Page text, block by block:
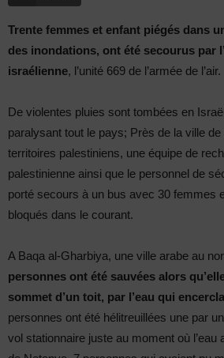
Trente femmes et enfant piégés dans
des inondations, ont été secourus par
israélienne, l’unité 669 de l’armée de l’air.
De violentes pluies sont tombées en
paralysant tout le pays; Près de la ville
territoires palestiniens, une équipe de
palestinienne ainsi que le personnel de
porté secours à un bus avec 30 femmes
bloqués dans le courant.
A Baqa al-Gharbiya, une ville arabe au
personnes ont été sauvées alors
sommet d’un toit, par l’eau qui
personnes ont été hélitreuillées une par
vol stationnaire juste au moment où l’eau